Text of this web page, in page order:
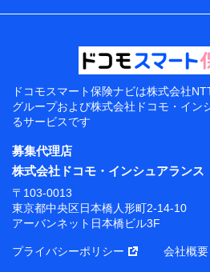
ドコモスマート保険ナビは株式会社
グループおよび株式会社ドコモ・イン
るサービスです
募集代理店
株式会社ドコモ・インシュアランス
〒103-0013
東京都中央区日本橋人形町2-14-10
アーバンネット日本橋ビル3F
プライバシーポリシー 会社概要